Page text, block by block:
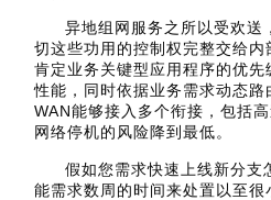
异地组网服务之所以受欢送
切这些功用的控制权完整交给
肯定业务关键型应用程序的优
性能，同时依据业务需求动态
WAN能够接入多个衔接，包括
网络停机的风险降到最低。
假如您需求快速上线新分支
能需求数周的时间来处置以至